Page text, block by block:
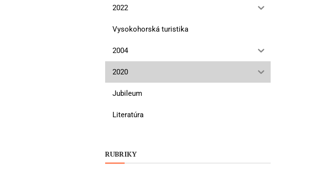
2022
Vysokohorská turistika
2004
2020
Jubileum
Literatúra
RUBRIKY